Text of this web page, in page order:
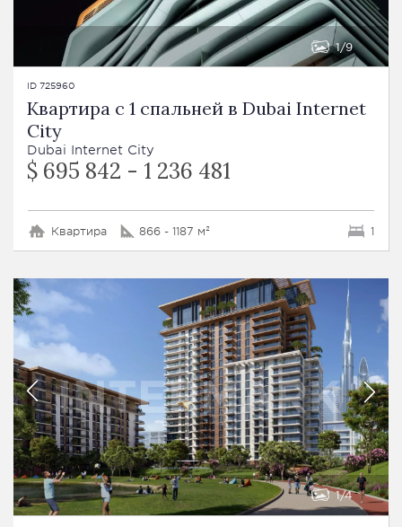
1 9
ID 725960
Квартира с 1 спальней в Dubai Internet
City
Dubai Internet City
$ 695 842 - 1 236 481
Квартира 866 - 1187 м² 1
1 4